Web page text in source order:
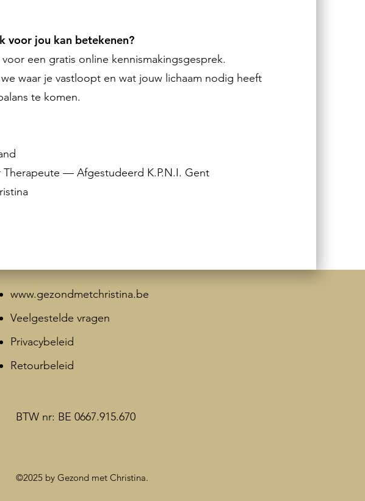
voor jou kan betekenen?
een gratis online kennismakingsgesprek.
waar je vastloopt en wat jouw lichaam nodig heeft
te komen.
— Afgestudeerd K.P.N.I. Gent
www.gezondmetchristina.be
Veelgestelde vragen
Privacybeleid
Retourbeleid
BTW nr: BE 0667.915.670
©2025 by Gezond met Christina.